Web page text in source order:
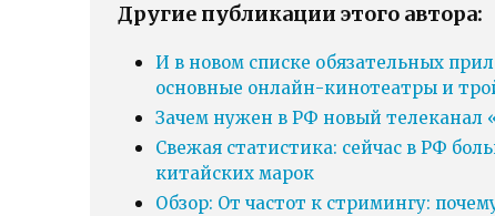
Другие публикации этого автора:
И в новом списке обязательных
основные онлайн-кинотеатры и
Зачем нужен в РФ новый телеканал
Свежая статистика: сейчас в РФ
китайских марок
Обзор: От частот к стримингу: